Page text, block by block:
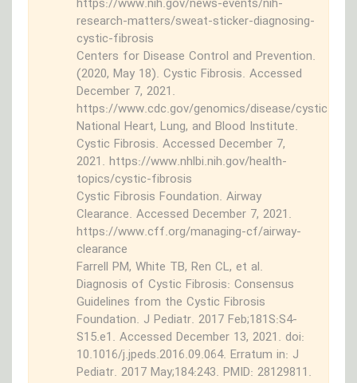
https://www.nih.gov/news-events/nih-
research-matters/sweat-sticker-diagnosing-
cystic-fibrosis
Centers for Disease Control and Prevention.
(2020, May 18). Cystic Fibrosis. Accessed
December 7, 2021.
https://www.cdc.gov/genomics/disease/
National Heart, Lung, and Blood Institute.
Cystic Fibrosis. Accessed December 7,
2021. https://www.nhlbi.nih.gov/health-
topics/cystic-fibrosis
Cystic Fibrosis Foundation. Airway
Clearance. Accessed December 7, 2021.
https://www.cff.org/managing-cf/airway-
clearance
Farrell PM, White TB, Ren CL, et al.
Diagnosis of Cystic Fibrosis: Consensus
Guidelines from the Cystic Fibrosis
Foundation. J Pediatr. 2017 Feb;181S:S4-
S15.e1. Accessed December 13, 2021. doi:
10.1016/j.jpeds.2016.09.064. Erratum in: J
Pediatr. 2017 May;184:243. PMID: 28129811.